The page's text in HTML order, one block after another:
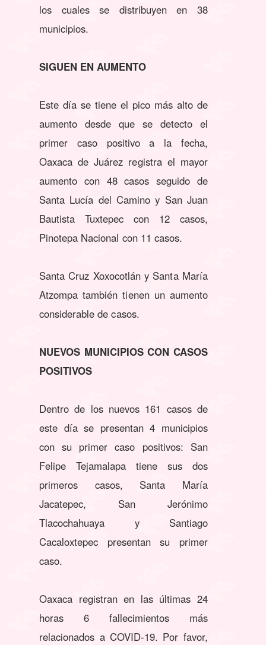
los cuales se distribuyen en 38
municipios.
SIGUEN EN AUMENTO
Este día se tiene el pico más alto de
aumento desde que se detecto el
primer caso positivo a la fecha,
Oaxaca de Juárez registra el mayor
aumento con 48 casos seguido de
Santa Lucía del Camino y San Juan
Bautista Tuxtepec con 12 casos,
Pinotepa Nacional con 11 casos.
Santa Cruz Xoxocotlán y Santa María
Atzompa también tienen un aumento
considerable de casos.
NUEVOS MUNICIPIOS CON CASOS
POSITIVOS
Dentro de los nuevos 161 casos de
este día se presentan 4 municipios
con su primer caso positivos: San
Felipe Tejamalapa tiene sus dos
primeros casos, Santa María
Jacatepec, San Jerónimo
Tlacochahuaya y Santiago
Cacaloxtepec presentan su primer
caso.
Oaxaca registran en las últimas 24
horas 6 fallecimientos más
relacionados a COVID-19. Por favor,